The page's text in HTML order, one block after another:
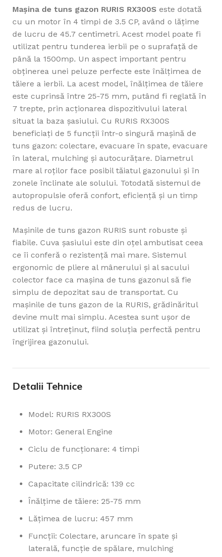
Mașina de tuns gazon RURIS RX300S este dotată
cu un motor în 4 timpi de 3.5 CP, având o lățime
de lucru de 45.7 centimetri. Acest model poate fi
utilizat pentru tunderea ierbii pe o suprafață de
până la 1500mp. Un aspect important pentru
obţinerea unei peluze perfecte este înălţimea de
tăiere a ierbii. La acest model, înălțimea de tăiere
este cuprinsă între 25-75 mm, putând fi reglată în
7 trepte, prin acționarea dispozitivului lateral
situat la baza şasiului. Cu RURIS RX300S
beneficiați de 5 funcții într-o singură mașină de
tuns gazon: colectare, evacuare în spate, evacuare
în lateral, mulching și autocurățare. Diametrul
mare al roţilor face posibil tăiatul gazonului şi în
zonele înclinate ale solului. Totodată sistemul de
autopropulsie oferă confort, eficienţă şi un timp
redus de lucru.
Mașinile de tuns gazon RURIS sunt robuste și
fiabile. Cuva șasiului este din oțel ambutisat ceea
ce îi conferă o rezistență mai mare. Sistemul
ergonomic de pliere al mânerului şi al sacului
colector face ca mașina de tuns gazonul să fie
simplu de depozitat sau de transportat. Cu
mașinile de tuns gazon de la RURIS, grădinăritul
devine mult mai simplu. Acestea sunt ușor de
utilizat și întreținut, fiind soluția perfectă pentru
îngrijirea gazonului.
Detalii Tehnice
Model: RURIS RX300S
Motor: General Engine
Ciclu de funcţionare: 4 timpi
Putere: 3.5 CP
Capacitate cilindrică: 139 cc
Înălţime de tăiere: 25-75 mm
Lăţimea de lucru: 457 mm
Funcții: Colectare, aruncare în spate și
laterală, funcție de spălare, mulching